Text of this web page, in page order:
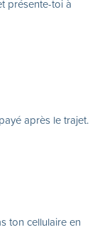
présente-toi à
après le trajet.
ton cellulaire en